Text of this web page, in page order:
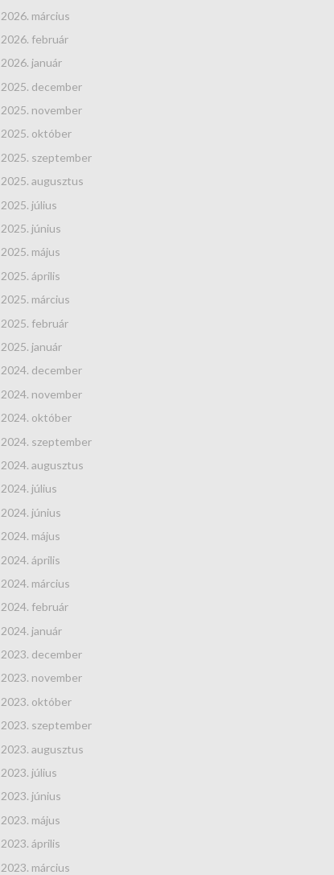
2026. március
2026. február
2026. január
2025. december
2025. november
2025. október
2025. szeptember
2025. augusztus
2025. július
2025. június
2025. május
2025. április
2025. március
2025. február
2025. január
2024. december
2024. november
2024. október
2024. szeptember
2024. augusztus
2024. július
2024. június
2024. május
2024. április
2024. március
2024. február
2024. január
2023. december
2023. november
2023. október
2023. szeptember
2023. augusztus
2023. július
2023. június
2023. május
2023. április
2023. március